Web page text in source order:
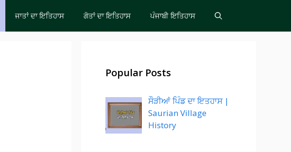
ਜਾਤਾਂ ਦਾ ਇਤਿਹਾਸ ਗੋਤਾਂ ਦਾ ਇਤਿਹਾਸ ਪੰਜਾਬੀ ਇਤਿਹਾਸ
Popular Posts
ਸੌੜੀਆਂ ਪਿੰਡ ਦਾ ਇਤਹਾਸ |
Saurian Village
History